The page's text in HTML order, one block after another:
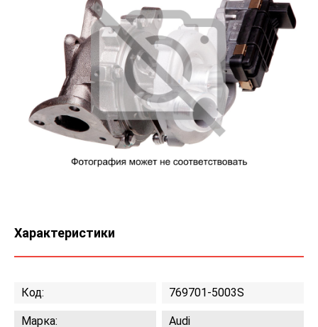
Характеристики
Код: 769701-5003S
Марка: Audi